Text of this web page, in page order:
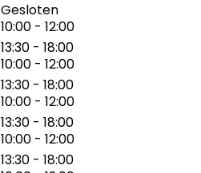
Gesloten
10:00 - 12:00
13:30 - 18:00
10:00 - 12:00
13:30 - 18:00
10:00 - 12:00
13:30 - 18:00
10:00 - 12:00
13:30 - 18:00